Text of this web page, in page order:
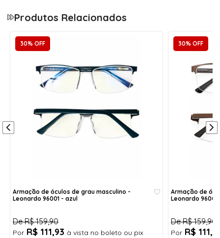
Acompanha:
1- Caixinha porta óculos de acrílico com forro;
3,7 cm
14 cm
Ponte:
53
14 cm
14 cm
Produtos Relacionados
30% OFF
Armação de óculos de grau masculino -
Leonardo 96001 - azul
DeR$ 159,90
Por R$ 111,93 à vista no boleto ou pix
30% OFF
Armação de
Leonardo
DeR$ 159,90
Por R$